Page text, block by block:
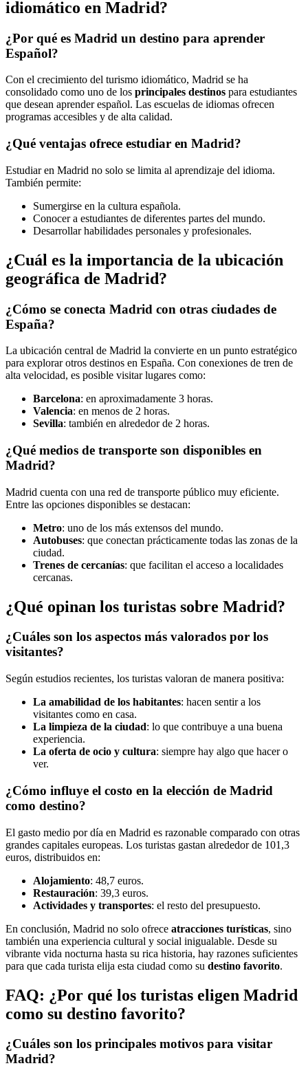
idiomático en Madrid?
¿Por qué es Madrid un destino para aprender
Español?
Con el crecimiento del turismo idiomático, Madrid se ha
consolidado como uno de los principales destinos para estudiantes
que desean aprender español. Las escuelas de idiomas ofrecen
programas accesibles y de alta calidad.
¿Qué ventajas ofrece estudiar en Madrid?
Estudiar en Madrid no solo se limita al aprendizaje del idioma.
También permite:
Sumergirse en la cultura española.
Conocer a estudiantes de diferentes partes del mundo.
Desarrollar habilidades personales y profesionales.
¿Cuál es la importancia de la ubicación
geográfica de Madrid?
¿Cómo se conecta Madrid con otras ciudades de
España?
La ubicación central de Madrid la convierte en un punto estratégico
para explorar otros destinos en España. Con conexiones de tren de
alta velocidad, es posible visitar lugares como:
Barcelona: en aproximadamente 3 horas.
Valencia: en menos de 2 horas.
Sevilla: también en alrededor de 2 horas.
¿Qué medios de transporte son disponibles en
Madrid?
Madrid cuenta con una red de transporte público muy eficiente.
Entre las opciones disponibles se destacan:
Metro: uno de los más extensos del mundo.
Autobuses: que conectan prácticamente todas las zonas de la
ciudad.
Trenes de cercanías: que facilitan el acceso a localidades
cercanas.
¿Qué opinan los turistas sobre Madrid?
¿Cuáles son los aspectos más valorados por los
visitantes?
Según estudios recientes, los turistas valoran de manera positiva:
La amabilidad de los habitantes: hacen sentir a los
visitantes como en casa.
La limpieza de la ciudad: lo que contribuye a una buena
experiencia.
La oferta de ocio y cultura: siempre hay algo que hacer o
ver.
¿Cómo influye el costo en la elección de Madrid
como destino?
El gasto medio por día en Madrid es razonable comparado con otras
grandes capitales europeas. Los turistas gastan alrededor de 101,3
euros, distribuidos en:
Alojamiento: 48,7 euros.
Restauración: 39,3 euros.
Actividades y transportes: el resto del presupuesto.
En conclusión, Madrid no solo ofrece atracciones turísticas, sino
también una experiencia cultural y social inigualable. Desde su
vibrante vida nocturna hasta su rica historia, hay razones suficientes
para que cada turista elija esta ciudad como su destino favorito.
FAQ: ¿Por qué los turistas eligen Madrid
como su destino favorito?
¿Cuáles son los principales motivos para visitar
Madrid?